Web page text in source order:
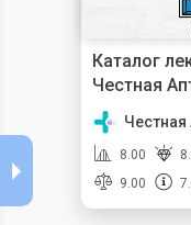
Каталог
Честная
Честная
8.00
9.00